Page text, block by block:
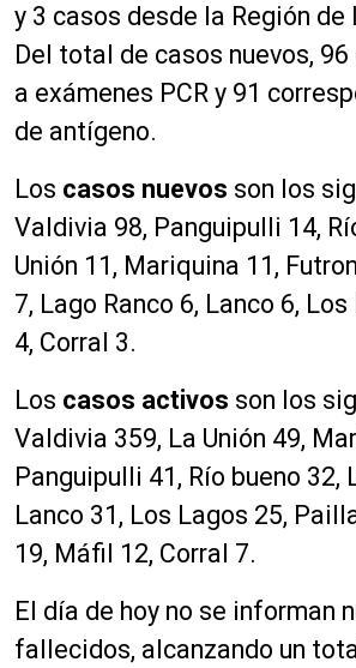
y 3 casos desde la Región de
Del total de casos nuevos,
a exámenes PCR y 91
de antígeno.
Los casos nuevos son los
Valdivia 98, Panguipulli 14,
Unión 11, Mariquina 11,
7, Lago Ranco 6, Lanco 6,
4, Corral 3.
Los casos activos son los
Valdivia 359, La Unión 49,
Panguipulli 41, Río bueno 32,
Lanco 31, Los Lagos 25,
19, Máfil 12, Corral 7.
El día de hoy no se informan
fallecidos, alcanzando un